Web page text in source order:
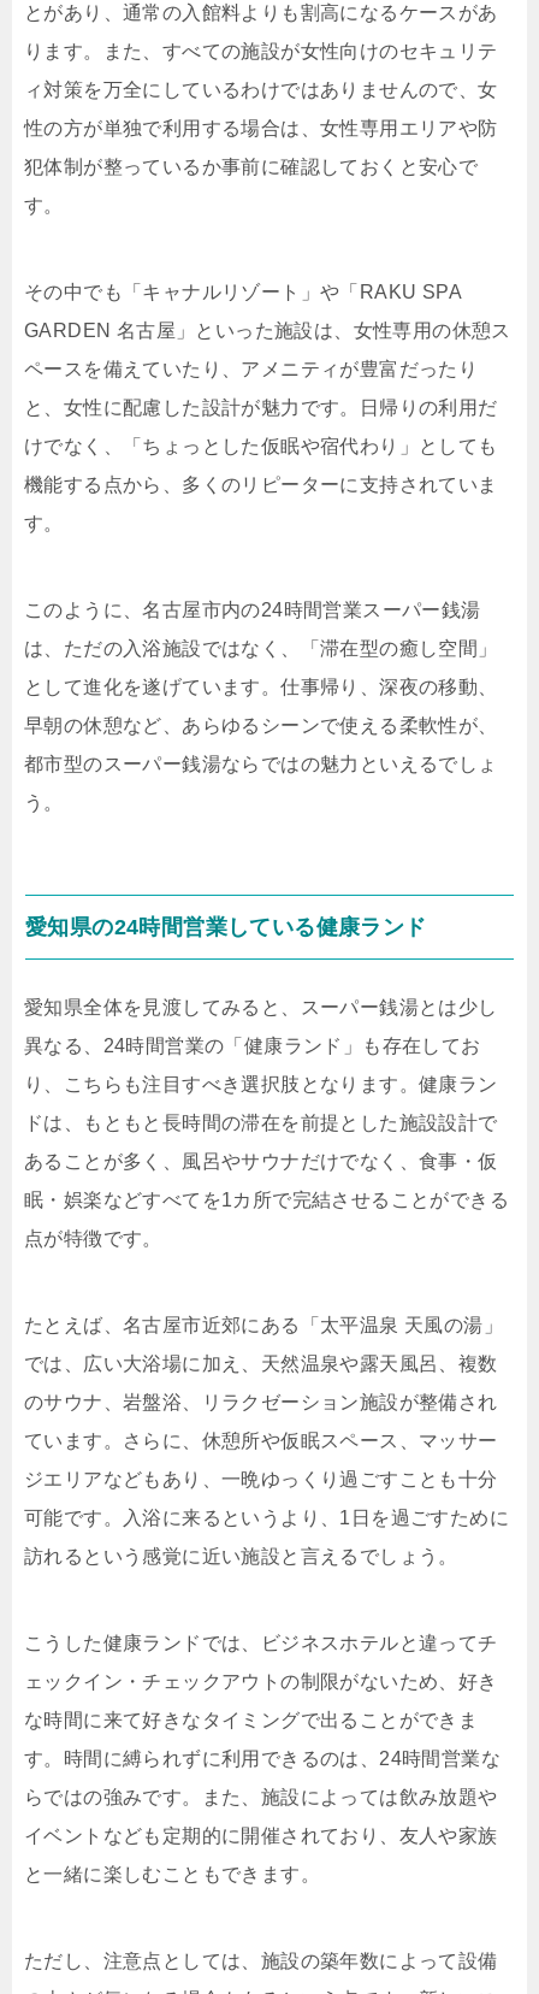
とがあり、通常の入館料よりも割高になるケースがあ
ります。また、すべての施設が女性向けのセキュリテ
ィ対策を万全にしているわけではありませんので、女
性の方が単独で利用する場合は、女性専用エリアや防
犯体制が整っているか事前に確認しておくと安心で
す。
その中でも「キャナルリゾート」や「RAKU SPA
GARDEN 名古屋」といった施設は、女性専用の休憩ス
ペースを備えていたり、アメニティが豊富だったり
と、女性に配慮した設計が魅力です。日帰りの利用だ
けでなく、「ちょっとした仮眠や宿代わり」としても
機能する点から、多くのリピーターに支持されていま
す。
このように、名古屋市内の24時間営業スーパー銭湯
は、ただの入浴施設ではなく、「滞在型の癒し空間」
として進化を遂げています。仕事帰り、深夜の移動、
早朝の休憩など、あらゆるシーンで使える柔軟性が、
都市型のスーパー銭湯ならではの魅力といえるでしょ
う。
愛知県の24時間営業している健康ランド
愛知県全体を見渡してみると、スーパー銭湯とは少し
異なる、24時間営業の「健康ランド」も存在してお
り、こちらも注目すべき選択肢となります。健康ラン
ドは、もともと長時間の滞在を前提とした施設設計で
あることが多く、風呂やサウナだけでなく、食事・仮
眠・娯楽などすべてを1カ所で完結させることができる
点が特徴です。
たとえば、名古屋市近郊にある「太平温泉 天風の湯」
では、広い大浴場に加え、天然温泉や露天風呂、複数
のサウナ、岩盤浴、リラクゼーション施設が整備され
ています。さらに、休憩所や仮眠スペース、マッサー
ジエリアなどもあり、一晩ゆっくり過ごすことも十分
可能です。入浴に来るというより、1日を過ごすために
訪れるという感覚に近い施設と言えるでしょう。
こうした健康ランドでは、ビジネスホテルと違ってチ
ェックイン・チェックアウトの制限がないため、好き
な時間に来て好きなタイミングで出ることができま
す。時間に縛られずに利用できるのは、24時間営業な
らではの強みです。また、施設によっては飲み放題や
イベントなども定期的に開催されており、友人や家族
と一緒に楽しむこともできます。
ただし、注意点としては、施設の築年数によって設備